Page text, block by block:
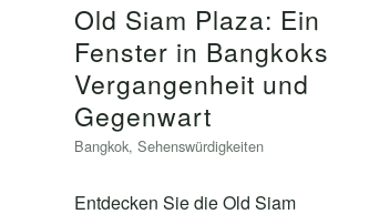
Old Siam Plaza: Ein
Fenster in Bangkoks
Vergangenheit und
Gegenwart
Bangkok, Sehenswürdigkeiten
Entdecken Sie die Old Siam